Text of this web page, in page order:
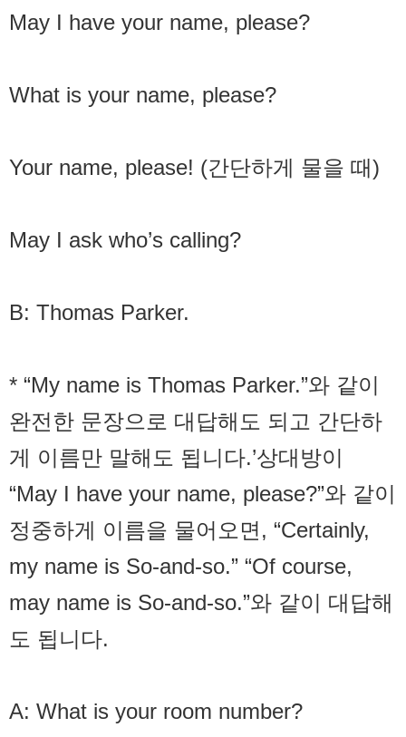
May I have your name, please?
What is your name, please?
Your name, please! (간단하게 물을 때)
May I ask who’s calling?
B: Thomas Parker.
* “My name is Thomas Parker.”와 같이
완전한 문장으로 대답해도 되고 간단하
게 이름만 말해도 됩니다.’상대방이
“May I have your name, please?”와 같이
정중하게 이름을 물어오면, “Certainly,
my name is So-and-so.” “Of course,
may name is So-and-so.”와 같이 대답해
도 됩니다.
A: What is your room number?